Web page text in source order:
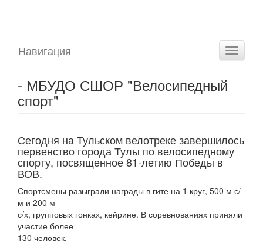
Toggle
Навигация
- МБУДО СШОР "Велосипедный
спорт"
Сегодня на Тульском велотреке завершилось
первенство города Тулы по велосипедному
спорту, посвященное 81-летию Победы в
ВОВ.
Спортсмены разыграли награды в гите на 1 круг, 500 м с/
м и 200 м
с/х, групповых гонках, кейрине. В соревнованиях приняли
участие более
130 человек.